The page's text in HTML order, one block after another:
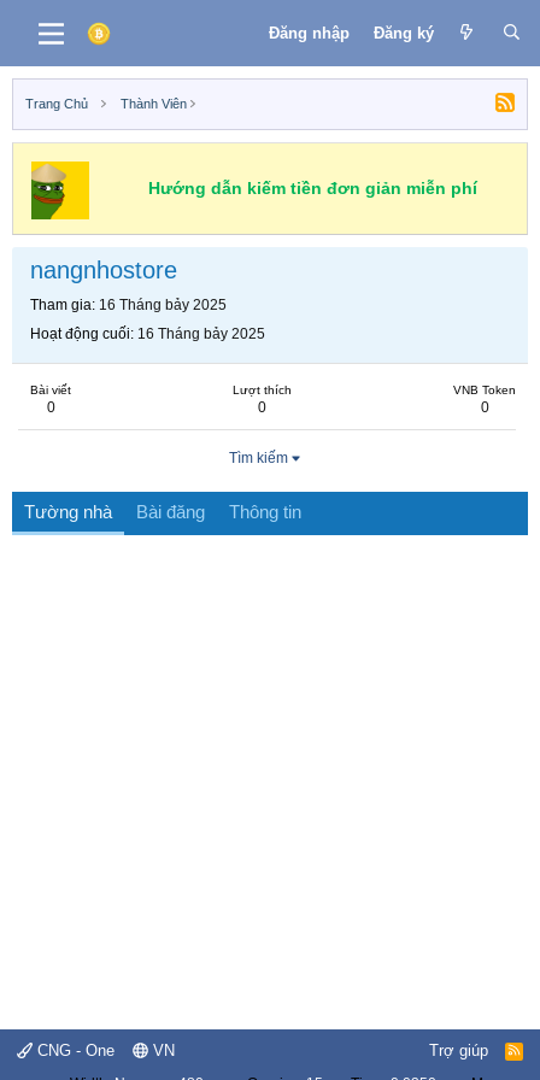
Đăng nhập Đăng ký
Trang Chủ Thành Viên
Hướng dẫn kiếm tiền đơn giản miễn phí
nangnhostore
Tham gia 16 Tháng bảy 2025
Hoạt động cuối 16 Tháng bảy 2025
Bài viết
0
Lượt thích
0
VNB Token
0
Tìm kiếm
Tường nhà Bài đăng Thông tin
CNG - One VN Trợ giúp
R